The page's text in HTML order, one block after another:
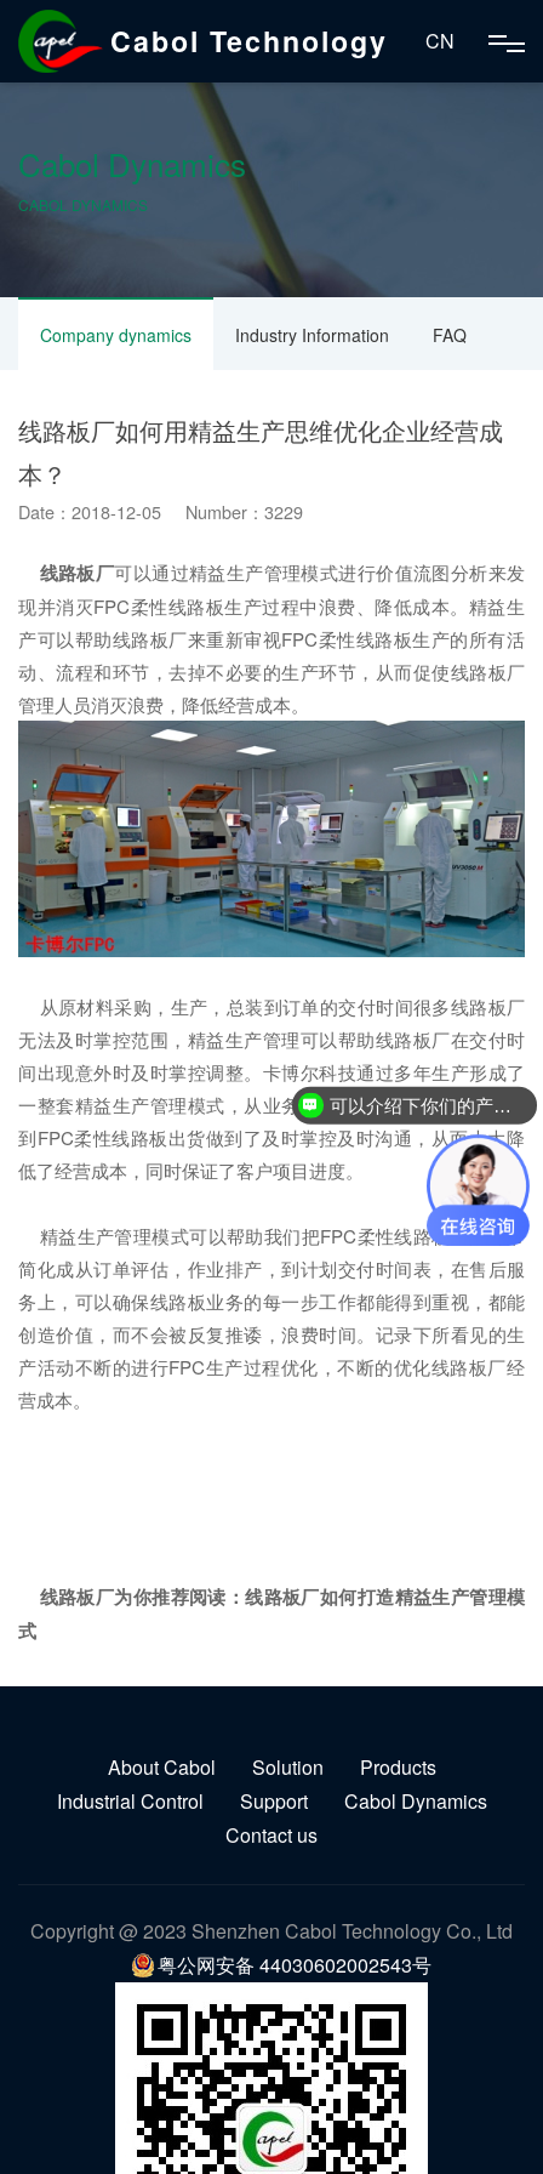
Cabol Technology CN
Cabol Dynamics
CABOL DYNAMICS
Company dynamics Industry Information FAQ
线路板厂如何用精益生产思维优化企业经营成
本？
Date：2018-12-05 Number：3229
线路板厂可以通过精益生产管理模式进行价值流图分析来发
现并消灭FPC柔性线路板生产过程中浪费、降低成本。精益生
产可以帮助线路板厂来重新审视FPC柔性线路板生产的所有活
动、流程和环节，去掉不必要的生产环节，从而促使线路板厂
管理人员消灭浪费，降低经营成本。
从原材料采购，生产，总装到订单的交付时间很多线路板厂
无法及时掌控范围，精益生产管理可以帮助线路板厂在交付时
间出现意外时及时掌控调整。卡博尔科技通过多年生产形成了
一整套精益生产管理模式，从业务下单、工程资料、投入生产
到FPC柔性线路板出货做到了及时掌控及时沟通，从而大大降
低了经营成本，同时保证了客户项目进度。
精益生产管理模式可以帮助我们把FPC柔性线路板生产环节
简化成从订单评估，作业排产，到计划交付时间表，在售后服
务上，可以确保线路板业务的每一步工作都能得到重视，都能
创造价值，而不会被反复推诿，浪费时间。记录下所看见的生
产活动不断的进行FPC生产过程优化，不断的优化线路板厂经
营成本。
线路板厂为你推荐阅读：线路板厂如何打造精益生产管理模
式
About Cabol Solution
Products
Industrial Control
Support
Cabol Dynamics
Contact us
Copyright @ 2023 Shenzhen Cabol Technology Co., Ltd
粤公网安备 44030602002543号
可以介绍下你们的产品么？